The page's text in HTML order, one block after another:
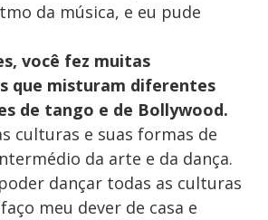
da música, e eu pude
você fez muitas
que misturam diferentes
de tango e de Bollywood.
culturas e suas formas de
da arte e da dança.
dançar todas as culturas
meu dever de casa e